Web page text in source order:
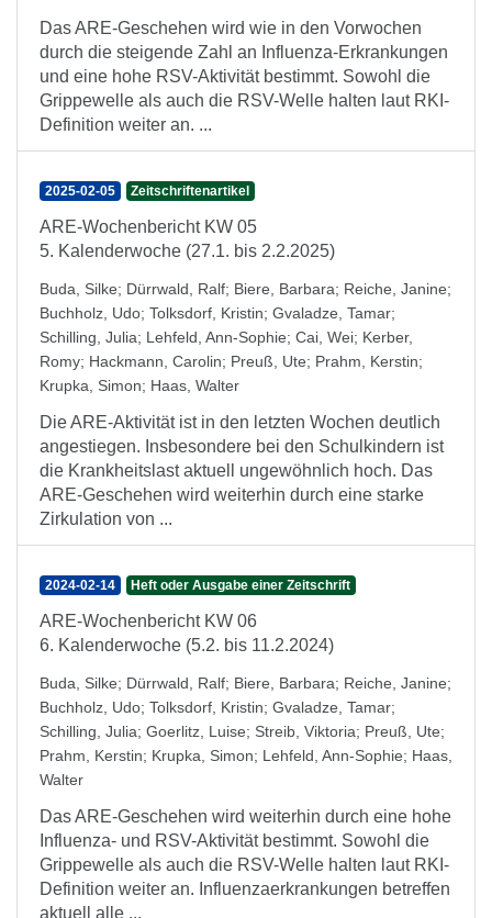
Das ARE-Geschehen wird wie in den Vorwochen
durch die steigende Zahl an Influenza-Erkrankungen
und eine hohe RSV-Aktivität bestimmt. Sowohl die
Grippewelle als auch die RSV-Welle halten laut RKI-
Definition weiter an. ...
2025-02-05 Zeitschriftenartikel
ARE-Wochenbericht KW 05
5. Kalenderwoche (27.1. bis 2.2.2025)
Buda, Silke; Dürrwald, Ralf; Biere, Barbara; Reiche, Janine;
Buchholz, Udo; Tolksdorf, Kristin; Gvaladze, Tamar;
Schilling, Julia; Lehfeld, Ann-Sophie; Cai, Wei; Kerber,
Romy; Hackmann, Carolin; Preuß, Ute; Prahm, Kerstin;
Krupka, Simon; Haas, Walter
Die ARE-Aktivität ist in den letzten Wochen deutlich
angestiegen. Insbesondere bei den Schulkindern ist
die Krankheitslast aktuell ungewöhnlich hoch. Das
ARE-Geschehen wird weiterhin durch eine starke
Zirkulation von ...
2024-02-14 Heft oder Ausgabe einer Zeitschrift
ARE-Wochenbericht KW 06
6. Kalenderwoche (5.2. bis 11.2.2024)
Buda, Silke; Dürrwald, Ralf; Biere, Barbara; Reiche, Janine;
Buchholz, Udo; Tolksdorf, Kristin; Gvaladze, Tamar;
Schilling, Julia; Goerlitz, Luise; Streib, Viktoria; Preuß, Ute;
Prahm, Kerstin; Krupka, Simon; Lehfeld, Ann-Sophie; Haas,
Walter
Das ARE-Geschehen wird weiterhin durch eine hohe
Influenza- und RSV-Aktivität bestimmt. Sowohl die
Grippewelle als auch die RSV-Welle halten laut RKI-
Definition weiter an. Influenzaerkrankungen betreffen
aktuell alle ...